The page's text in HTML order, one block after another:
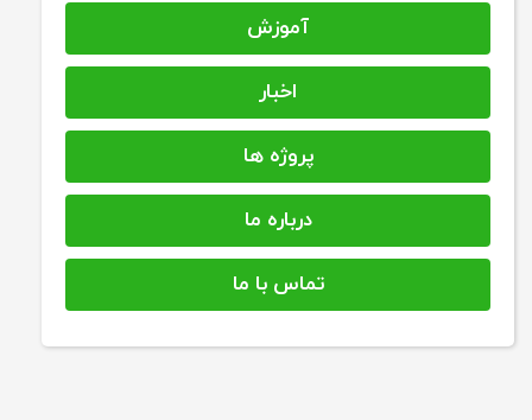
آموزش
اخبار
پروژه ها
درباره ما
تماس با ما